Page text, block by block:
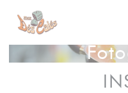
Panel pro správu cookies